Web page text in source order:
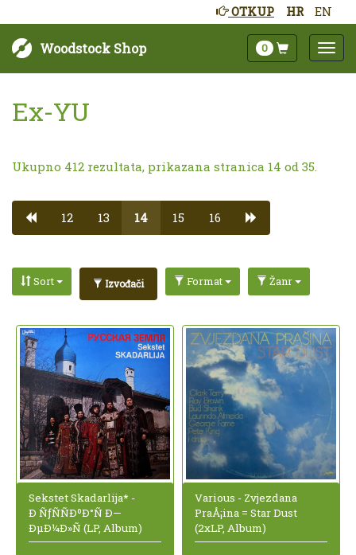
HR EN
OTKUP
Woodstock Shop 0
Ex-YU
Ukupno 412 rezultata, prikazana stranica 14 od 35.
12 13 14 15 16
Sort Izvođači Format Žanr
Sekstet Skadarlija* -
Ð ÑƒÑÑÐºÐ°Ñ Ð—
ÐµÐ¼Ð»Ñ (LP, Album)
Various - Zvjezdana
PraÅ¡ina = Star Dust
(2xLP, Album)